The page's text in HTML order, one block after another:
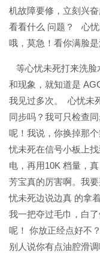
机故障要修，立刻兴
看看什么 问题？ 心
哦，莫急！看你满脸
等心忧未死打来洗脸
和现象，就知道是
我见过多次。 心忧未
同步吗？我可只检查
呢！我说，你换掉那
忧未死在信号小板上
电，再用10K 档量，
芳宝真的厉害啊。我
忧未死边说边真 的拿
我一把夺过毛巾，白
呢！ 你放正经点好不
别人说你有点油腔滑